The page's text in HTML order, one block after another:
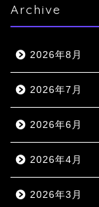
Archive
2026年8月
2026年7月
2026年6月
2026年4月
2026年3月